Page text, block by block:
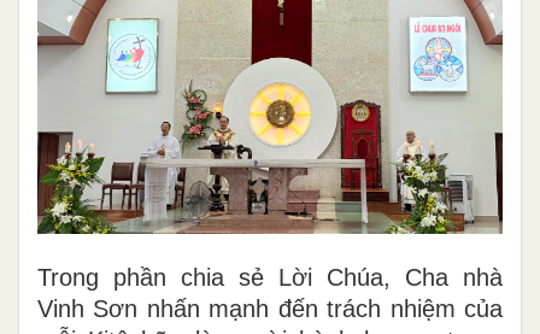
Trong phần chia sẻ Lời Chúa, Cha nhà
Vinh Sơn nhấn mạnh đến trách nhiệm của